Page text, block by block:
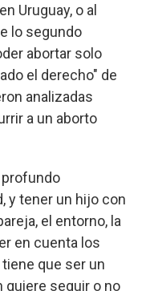
Uruguay, o al
lo segundo
abortar solo
el derecho" de
analizadas
a un aborto
profundo
y tener un hijo con
el entorno, la
en cuenta los
que ser un
quiere seguir o no